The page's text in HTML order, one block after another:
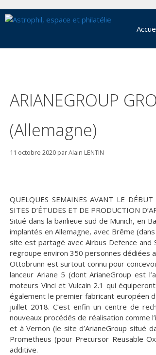
au
ARIANEGROUP
(Allemagne)
11 octobre 2020 parAlain LENTIN
QUELQUES SEMAINES AVANT LE
SITES D’ÉTUDES ET DE PRODUCTION
Situé dans la banlieue sud de Munich, en
implantés en Allemagne, avec Brême
site est partagé avec Airbus Defence and
regroupe environ 350 personnes dédiées
Ottobrunn est surtout connu pour
lanceur Ariane 5 (dont ArianeGroup est
moteurs Vinci et Vulcain 2.1 qui
également le premier fabricant européen
juillet 2018. C’est enfin un centre de
nouveaux procédés de réalisation comme
et à Vernon (le site d’ArianeGroup situé
Prometheus (pour Precursor Reusable
additive.